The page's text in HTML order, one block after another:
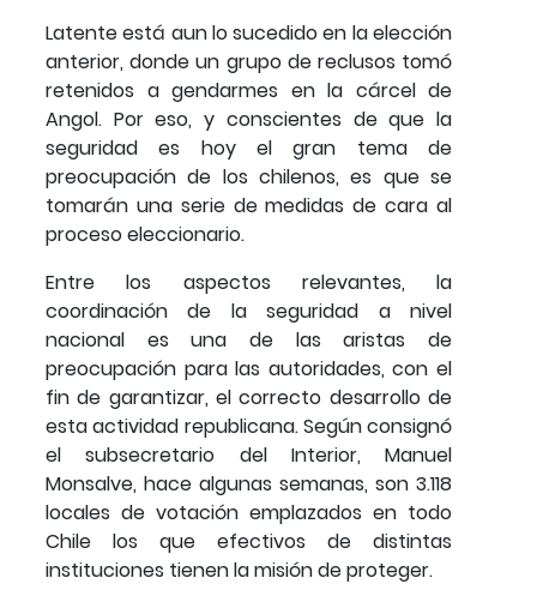
Latente está aun lo sucedido en la elección
anterior, donde un grupo de reclusos tomó
retenidos a gendarmes en la cárcel de
Angol. Por eso, y conscientes de que la
seguridad es hoy el gran tema de
preocupación de los chilenos, es que se
tomarán una serie de medidas de cara al
proceso eleccionario.
Entre los aspectos relevantes, la
coordinación de la seguridad a nivel
nacional es una de las aristas de
preocupación para las autoridades, con el
fin de garantizar, el correcto desarrollo de
esta actividad republicana. Según consignó
el subsecretario del Interior, Manuel
Monsalve, hace algunas semanas, son 3.118
locales de votación emplazados en todo
Chile los que efectivos de distintas
instituciones tienen la misión de proteger.